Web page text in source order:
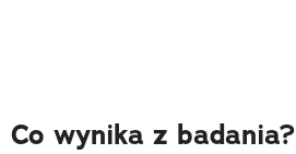
Co wynika z badania?